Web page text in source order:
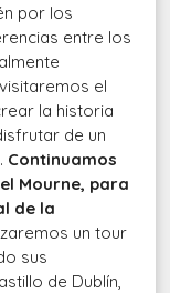
por los
entre los
el
la historia
de un
Continuamos
Mourne, para
de la
un tour
sus
de Dublín,